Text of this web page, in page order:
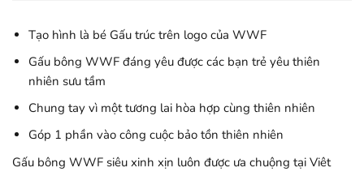
Tạo hình là bé Gấu trúc trên logo của WWF
Gấu bông WWF đáng yêu được các bạn trẻ yêu thiên
nhiên sưu tầm
Chung tay vì một tương lai hòa hợp cùng thiên nhiên
Góp 1 phần vào công cuộc bảo tồn thiên nhiên
Gấu bông WWF siêu xinh xịn luôn được ưa chuộng tại Viêt